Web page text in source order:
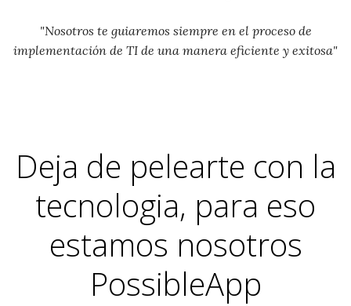
"Nosotros te guiaremos siempre en el proceso de
implementación de TI de una manera eficiente y exitosa"
Deja de pelearte con la
tecnologia, para eso
estamos nosotros
PossibleApp